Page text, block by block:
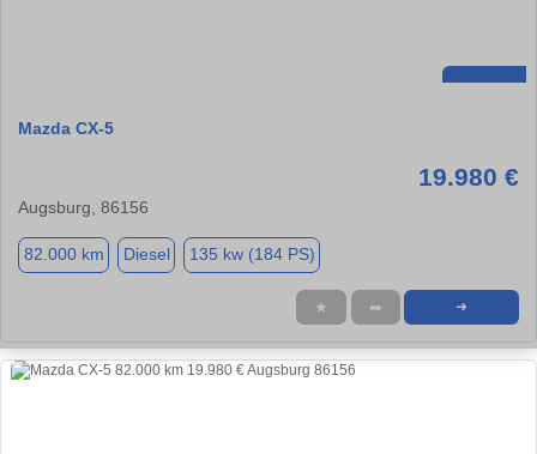
Mazda CX-5
19.980 €
Augsburg, 86156
82.000 km Diesel 135 kw (184 PS)
★ ➦ ➜